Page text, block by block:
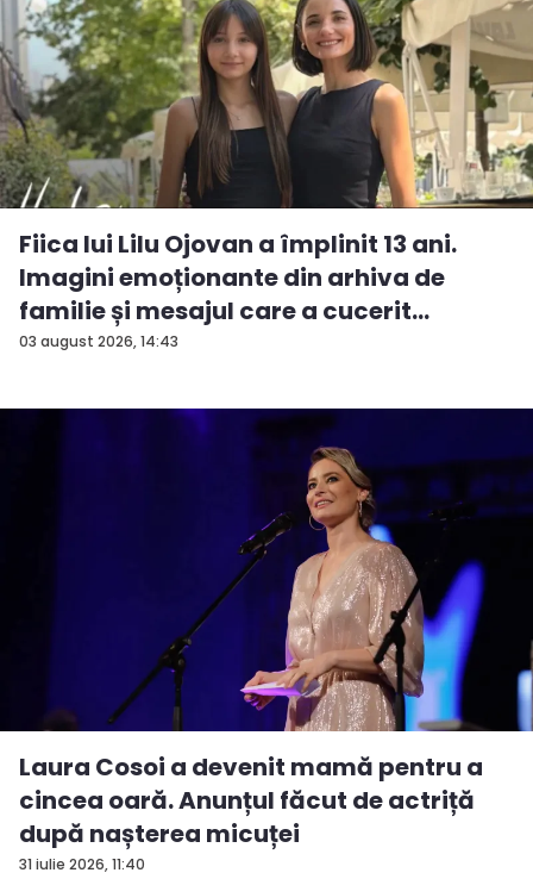
03 august 2026, 14:43
Fiica lui Lilu Ojovan a împlinit 13 ani.
Imagini emoționante din arhiva de
familie și mesajul care a cucerit
Interne...
31 iulie 2026, 11:40
Laura Cosoi a devenit mamă pentru a
cincea oară. Anunțul făcut de actriță
după nașterea micuței